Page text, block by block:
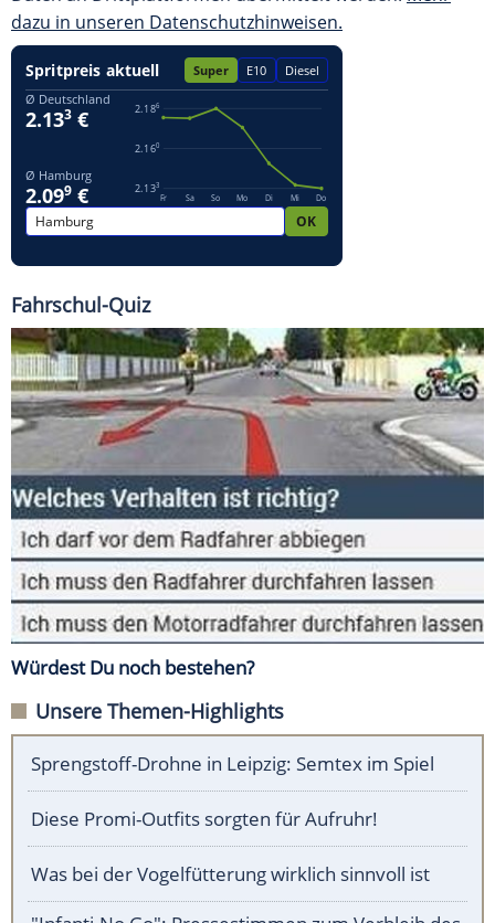
dazu in unseren Datenschutzhinweisen.
Fahrschul-Quiz
Würdest Du noch bestehen?
Unsere Themen-Highlights
Sprengstoff-Drohne in Leipzig: Semtex im Spiel
Diese Promi-Outfits sorgten für Aufruhr!
Was bei der Vogelfütterung wirklich sinnvoll ist